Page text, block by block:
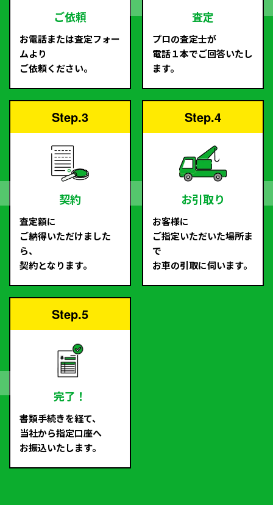
ご依頼
お電話または査定フォー
ムより
ご依頼ください。
査定
プロの査定士が
電話１本でご回答いたし
ます。
Step.3
契約
査定額に
ご納得いただけました
ら、
契約となります。
Step.4
お引取り
お客様に
ご指定いただいた場所ま
で
お車の引取に伺います。
Step.5
完了！
書類手続きを経て、
当社から指定口座へ
お振込いたします。